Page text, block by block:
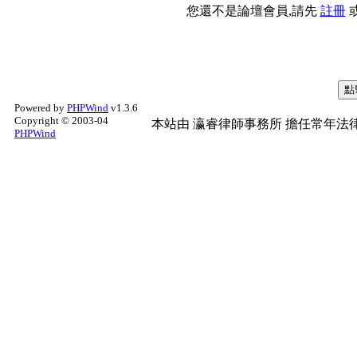
您還不是論壇會員,請先 註冊
Powered by PHPWind v1.3.6
Copyright © 2003-04
PHPWind
本站由 瀛睿律師事務所 擔任常年法